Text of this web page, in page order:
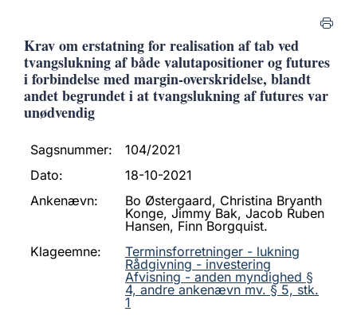
Krav om erstatning for realisation af tab ved
tvangslukning af både valutapositioner og futures
i forbindelse med margin-overskridelse, blandt
andet begrundet i at tvangslukning af futures var
unødvendig
Sagsnummer:
104/2021
Dato:
18-10-2021
Ankenævn:
Bo Østergaard, Christina Bryanth
Konge, Jimmy Bak, Jacob Ruben
Hansen, Finn Borgquist.
Klageemne:
Terminsforretninger - lukning
Rådgivning - investering
Afvisning - anden myndighed §
4, andre ankenævn mv. § 5, stk.
1